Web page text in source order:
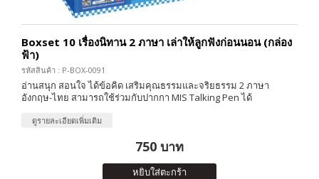
Boxset 10 เรื่องนิทาน 2 ภาษา เล่าให้ลูกฟังก่อนนอน (กล่อง
ฟ้า)
รหัสสินค้า : P-BOX-0091
อ่านสนุก สอนใจ ได้ข้อคิด เสริมคุณธรรมและจริยธรรม 2 ภาษา
อังกฤษ-ไทย สามารถใช้ร่วมกับปากกา MIS Talking Pen ได้
ดูรายละเอียดเพิ่มเติม
750 บาท
หยิบใส่ตะกร้า